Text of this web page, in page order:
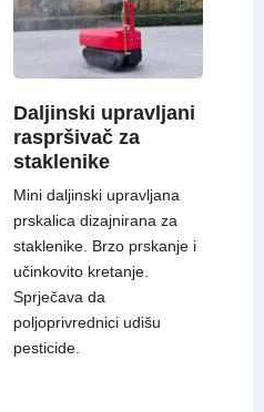
Daljinski upravljani
raspršivač za
staklenike
Mini daljinski upravljana
prskalica dizajnirana za
staklenike. Brzo prskanje i
učinkovito kretanje.
Sprječava da
poljoprivrednici udišu
pesticide.